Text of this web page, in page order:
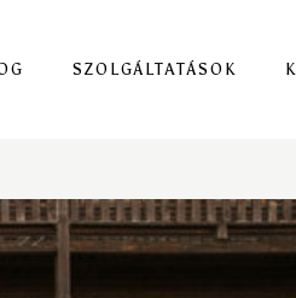
SZOLGÁLTATÁSOK